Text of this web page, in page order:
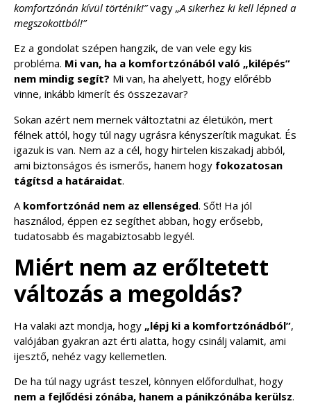
komfortzónán kívül történik!”vagy „A sikerhez ki kell lépned a
megszokottból!”
Ez a gondolat szépen hangzik, de van vele egy kis
probléma. Mi van, ha a komfortzónából való „kilépés”
nem mindig segít? Mi van, ha ahelyett, hogy előrébb
vinne, inkább kimerít és összezavar?
Sokan azért nem mernek változtatni az életükön, mert
félnek attól, hogy túl nagy ugrásra kényszerítik magukat. És
igazuk is van. Nem az a cél, hogy hirtelen kiszakadj abból,
ami biztonságos és ismerős, hanem hogy fokozatosan
tágítsd a határaidat.
A komfortzónád nem az ellenséged. Sőt! Ha jól
használod, éppen ez segíthet abban, hogy erősebb,
tudatosabb és magabiztosabb legyél.
Miért nem az erőltetett
változás a megoldás?
Ha valaki azt mondja, hogy „lépj ki a komfortzónádból”,
valójában gyakran azt érti alatta, hogy csinálj valamit, ami
ijesztő, nehéz vagy kellemetlen.
De ha túl nagy ugrást teszel, könnyen előfordulhat, hogy
nem a fejlődési zónába, hanem a pánikzónába kerülsz.